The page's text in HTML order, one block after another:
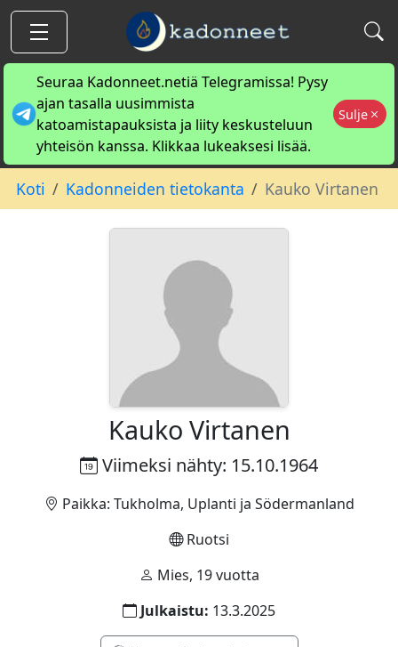
Seuraa Kadonneet.netiä Telegramissa! Pysy
ajan tasalla uusimmista
katoamistapauksista ja liity keskusteluun
yhteisön kanssa. Klikkaa lukeaksesi lisää.
Sulje
Koti Kadonneiden tietokanta Kauko Virtanen
Kauko Virtanen
Viimeksi nähty: 15.10.1964
Paikka: Tukholma, Uplanti ja Södermanland
Ruotsi
Mies, 19 vuotta
Julkaistu: 13.3.2025